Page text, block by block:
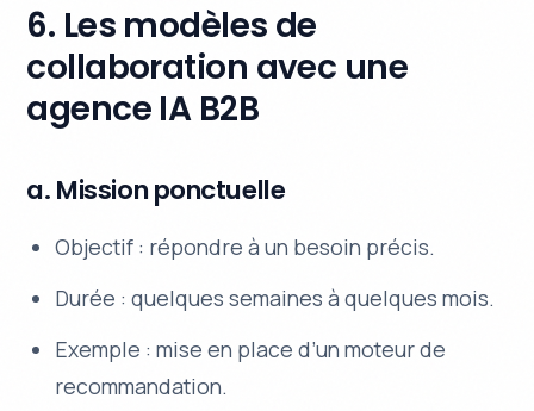
6. Les modèles de
collaboration avec une
agence IA B2B
a. Mission ponctuelle
Objectif : répondre à un besoin précis.
Durée : quelques semaines à quelques mois.
Exemple : mise en place d’un moteur de
recommandation.